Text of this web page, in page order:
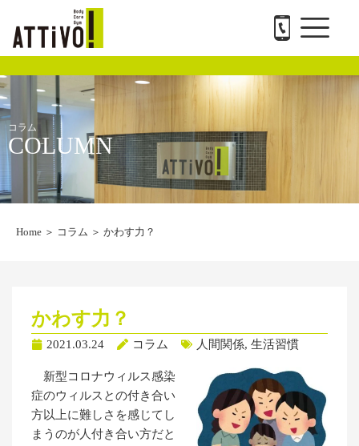
キ
ッ
プ
メ
ニ
ュ
ー
コラム
COLUMN
Home ＞ コラム ＞ かわす力？
かわす力？
2021.03.24 コラム 人間関係, 生活習慣
新型コロナウィルス感染
症のウィルスとの付き合い
方以上に難しさを感じてし
まうのが人付き合い方だと